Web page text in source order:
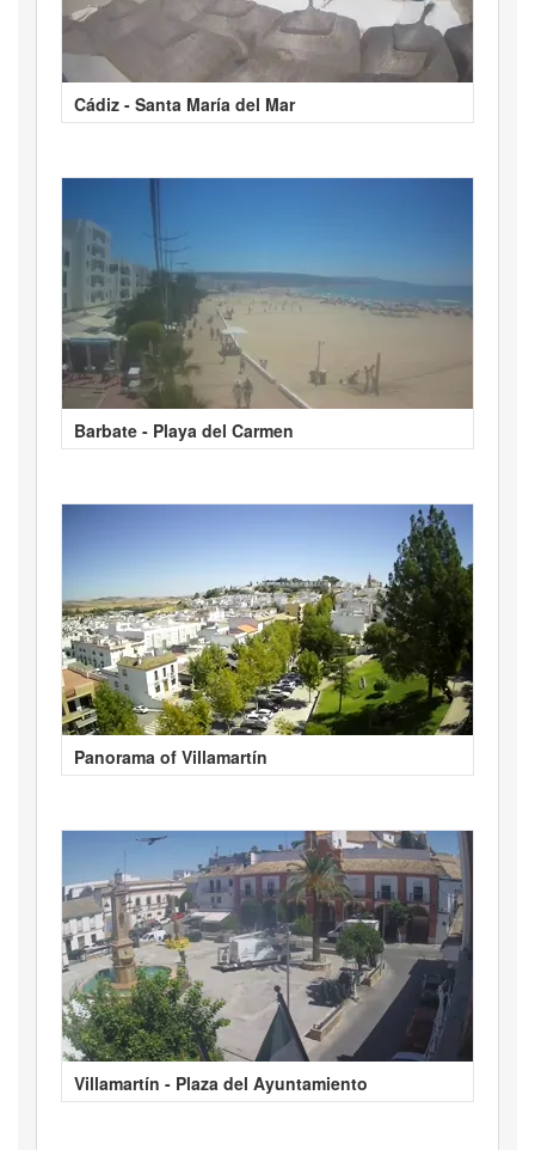
Cádiz - Santa María del Mar
Barbate - Playa del Carmen
Panorama of Villamartín
Villamartín - Plaza del Ayuntamiento